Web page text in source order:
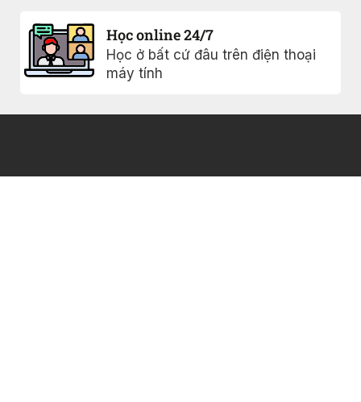
Học online 24/7
Học ở bất cứ đâu trên điện thoại
máy tính